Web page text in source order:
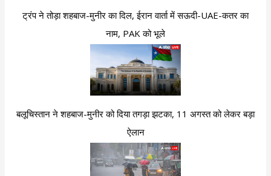
ट्रंप ने तोड़ा शहबाज-मुनीर का दिल, ईरान वार्ता में सऊदी-UAE-कतर का
नाम, PAK को भूले
बलूचिस्तान ने शहबाज-मुनीर को दिया तगड़ा झटका, 11 अगस्त को लेकर बड़ा
ऐलान